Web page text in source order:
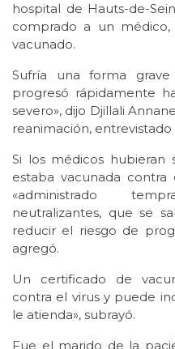
hospital de Hauts-de-
comprado a un
vacunado.
Sufría una forma
progresó rápidamente
severo», dijo Djillali
reanimación, entrevistado
Si los médicos
estaba vacunada
«administrado
neutralizantes, que se
reducir el riesgo de
agregó.
Un certificado de
contra el virus y puede
le atienda», subrayó.
Fue el marido de la